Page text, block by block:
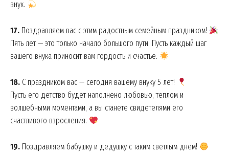
внук.
17. Поздравляем вас с этим радостным семейным праздником!
Пять лет — это только начало большого пути. Пусть каждый шаг
вашего внука приносит вам гордость и счастье.
18. С праздником вас — сегодня вашему внуку 5 лет!
Пусть его детство будет наполнено любовью, теплом и
волшебными моментами, а вы станете свидетелями его
счастливого взросления.
19. Поздравляем бабушку и дедушку с таким светлым днём!